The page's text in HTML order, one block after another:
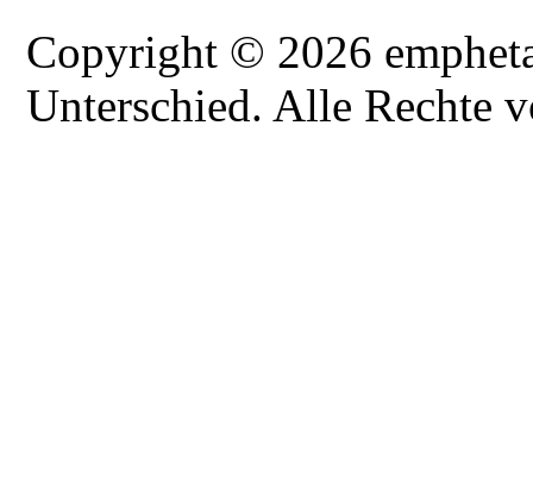
Copyright © 2026
Unterschied. Alle Rechte